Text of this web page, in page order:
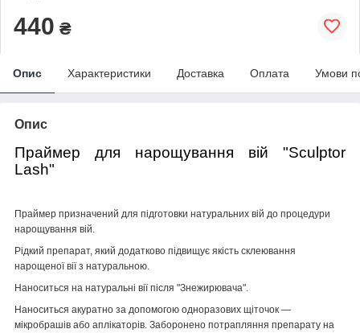
440 ₴
Опис Характеристики Доставка Оплата Умови
Опис
Праймер для нарощування вій "Sculptor
Lash"
Праймер призначений для підготовки натуральних вій до процедури
нарощування вій.
Рідкий препарат, який додатково підвищує якість склеювання
нарощеної вії з натуральною.
Наноситься на натуральні вії після "Знежирювача".
Наноситься акуратно за допомогою одноразових щіточок —
мікробрашів або аплікаторів. Заборонено потрапляння препарату на